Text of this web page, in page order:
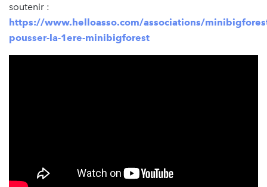
soutenir :
https://www.helloasso.com/associations/
pousser-la-1ere-minibigforest